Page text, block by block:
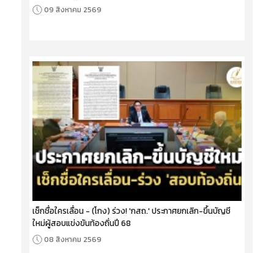
09 สิงหาคม 2569
เช็กชื่อใครเลื่อน - (โกง) ร่วง! 'กสถ.' ประกาศยกเลิก-ขึ้นบัญชี
ใหม่ผู้สอบแข่งขันท้องถิ่นปี 68
08 สิงหาคม 2569